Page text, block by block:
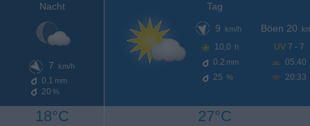
Nacht
7 km/h
0.1 mm
20 %
18°C
Tag
9
km/h
10,0 h
0.2 mm
25 %
Böen 20
UV 7 - 7
05:40
20:33
27°C